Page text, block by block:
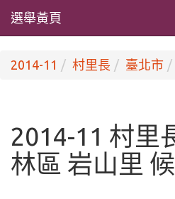
選舉黃頁
2014-11 村里長 臺北市
2014-11 村里
林區 岩山里